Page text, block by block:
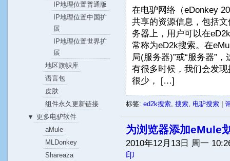
在电驴网络（eDonkey
共享的资源信息，包括
务器上，用户可以在
常称为eD2k搜索。在
局(服务器)”或“服务器”
有很多时候，我们会发
很少， […]
标签:ed2k搜索,搜索, 电驴搜索
为浏览器添加eMule
2010年12月13日 周一
印
IP地理位置普通版
IP地理位置中国扩
展
IP地理位置世界扩
展
地区旗帜库
语言包
皮肤
组件永久更新链接
▼ 更多电驴软件
aMule
MLDonkey
Shareaza